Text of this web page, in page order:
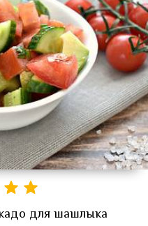
для шашлыка